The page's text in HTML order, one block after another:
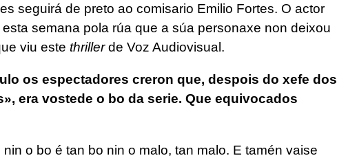
seguirá de preto ao comisario Emilio Fortes. O actor
semana pola rúa que a súa personaxe non deixou
viu este thrillerde Voz Audiovisual.
os espectadores creron que, despois do xefe dos
era vostede o bo da serie. Que equivocados
o bo é tan bo nin o malo, tan malo. E tamén vaise